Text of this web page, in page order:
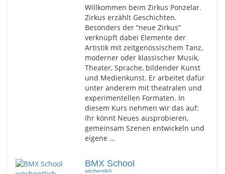
Willkommen beim Zirkus Ponzelar.
Zirkus erzählt Geschichten.
Besonders der “neue Zirkus”
verknüpft dabei Elemente der
Artistik mit zeitgenössischem Tanz,
moderner oder klassischer Musik,
Theater, Sprache, bildender Kunst
und Medienkunst. Er arbeitet dafür
unter anderem mit theatralen und
experimentellen Formaten. In
diesem Kurs nehmen wir das auf:
Ihr könnt Neues ausprobieren,
gemeinsam Szenen entwickeln und
eigene …
BMX School
wöchentlich